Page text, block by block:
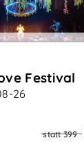
Festival
26
statt 399